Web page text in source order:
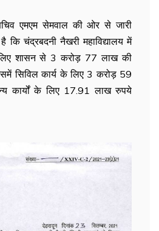
एमएम सेमवाल की ओर से जारी
कि चंद्रबदनी नैखरी महाविद्यालय में
लिए शासन से 3 करोड़ 77 लाख की
सिविल कार्य के लिए 3 करोड़ 59
कार्यों के लिए 17.91 लाख रुपये